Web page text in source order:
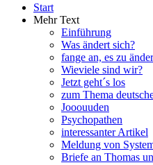
Start
Mehr Text
Einführung
Was ändert sich?
fange an, es zu
Wieviele sind wir?
Jetzt geht´s los
zum Thema
Jooouuden
Psychopathen
interessanter Artikel
Meldung von
Briefe an Thomas